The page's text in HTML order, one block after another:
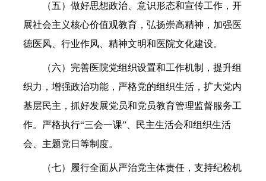
（五）做好思想政治、意识形态和宣传工作，开
展社会主义核心价值观教育，弘扬崇高精神，加强医
德医风、行业作风、精神文明和医院文化建设。
（六）完善医院党组织设置和工作机制，提升组
织力，增强政治功能，严格党的组织生活，扩大党内
基层民主，抓好发展党员和党员教育管理监督服务工
作。严格执行“三会一课”、民主生活会和组织生活
会、主题党日等制度。
（七）履行全面从严治党主体责任，支持纪检机